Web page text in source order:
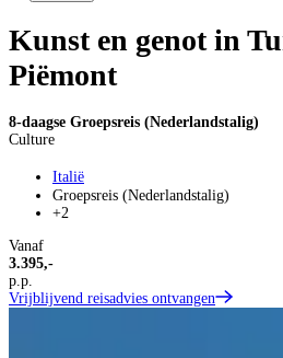
Kunst en genot in
Piëmont
8-daagse Groepsreis (Nederlandstalig)
Culture
Italië
Groepsreis (Nederlandstalig)
+2
Vanaf
3.395,-
p.p.
Vrijblijvend reisadvies ontvangen